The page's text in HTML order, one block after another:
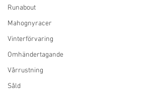
Runabout
Mahognyracer
Vinterförvaring
Omhändertagande
Vårrustning
Såld